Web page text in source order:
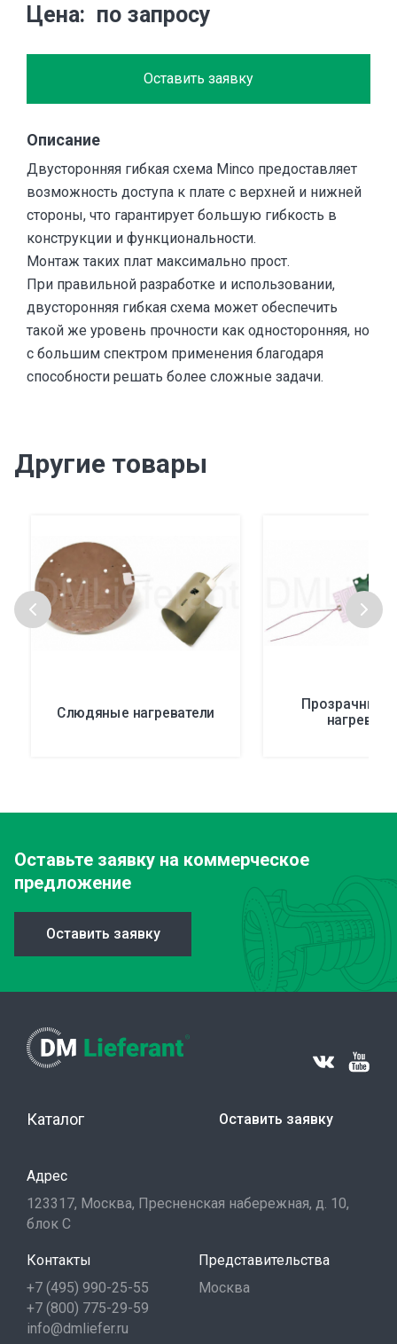
Цена по запросу
Оставить заявку
Описание
Двусторонняя гибкая схема Minco предоставляет
возможность доступа к плате с верхней и нижней
стороны, что гарантирует большую гибкость в
конструкции и функциональности.
Монтаж таких плат максимально прост.
При правильной разработке и использовании,
двусторонняя гибкая схема может обеспечить
такой же уровень прочности как односторонняя, но
с большим спектром применения благодаря
способности решать более сложные задачи.
Другие товары
Слюдяные нагреватели Прозрачные
Оставьте заявку на коммерческое
предложение
Оставить заявку
Каталог Оставить заявку
Адрес
123317, Москва, Пресненская набережная, д. 10,
блок С
Контакты
+7 (495) 990-25-55
+7 (800) 775-29-59
info@dmliefer.ru
Представительства
Москва